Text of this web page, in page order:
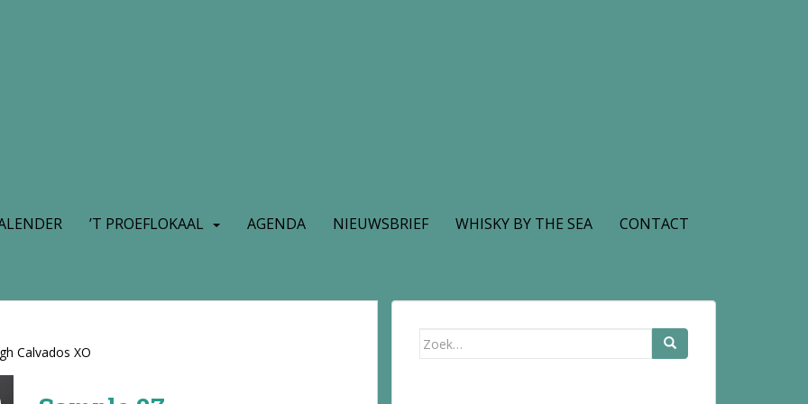
’T PROEFLOKAAL AGENDA NIEUWSBRIEF WHISKY BY THE SEA CONTACT
Calvados XO
Zoek